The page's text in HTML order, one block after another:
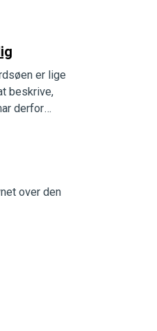
er lige
beskrive,
derfor
over den